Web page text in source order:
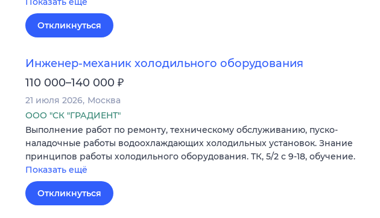
Откликнуться
Инженер-механик холодильного оборудования
110 000–140 000 ₽
21 июля 2026 Москва
ООО "СК "ГРАДИЕНТ"
Выполнение работ по ремонту, техническому обслуживанию, пуско-
наладочные работы водоохлаждающих холодильных установок. Знание
принципов работы холодильного оборудования. ТК, 5/2 с 9-18, обучение.
Показать ещё
Откликнуться